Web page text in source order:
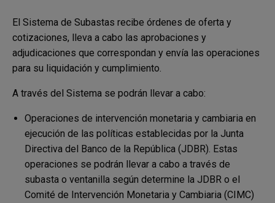
El Sistema de Subastas recibe órdenes de oferta y
cotizaciones, lleva a cabo las aprobaciones y
adjudicaciones que correspondan y envía las operaciones
para su liquidación y cumplimiento.
A través del Sistema se podrán llevar a cabo:
Operaciones de intervención monetaria y cambiaria en
ejecución de las políticas establecidas por la Junta
Directiva del Banco de la República (JDBR). Estas
operaciones se podrán llevar a cabo a través de
subasta o ventanilla según determine la JDBR o el
Comité de Intervención Monetaria y Cambiaria (CIMC)